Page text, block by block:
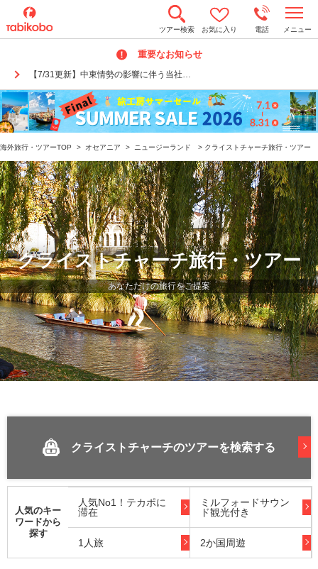
ツアー検索 お気に入り 電話 メニュー
重要なお知らせ
【7/31更新】中東情勢の影響に伴う当社…
o
n
a
v
i
g
t
i
o
n
海外旅行・ツアーTOP > オセアニア > ニュージーランド > クライストチャーチ旅行・ツアー
クライストチャーチ旅行・ツアー
あなただけの旅行をご提案
クライストチャーチのツアーを検索する
人気のキー
ワードから
探す
人気No1！テカポに
滞在
ミルフォードサウン
ド観光付き
1人旅 2か国周遊